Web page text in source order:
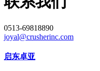
0513-69818890
joyal@crusherinc.com
启东卓亚